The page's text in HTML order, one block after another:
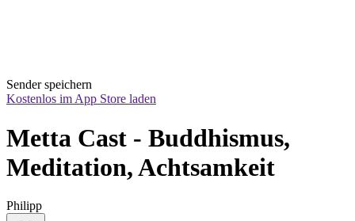
Sender speichern
Kostenlos im App Store laden
Metta Cast - Buddhismus,
Meditation, Achtsamkeit
Philipp